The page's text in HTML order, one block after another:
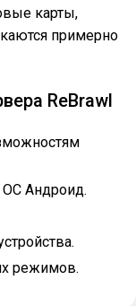
карты,
примерно
ReBrawl
Андроид.
режимов.